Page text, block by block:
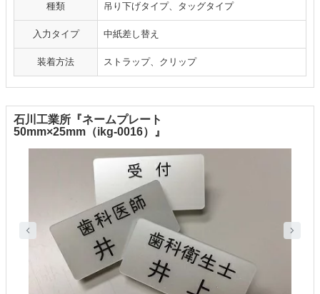
種類 吊り下げタイプ、タッグタイプ
入力タイプ 中紙差し替え
装着方法 ストラップ、クリップ
石川工業所『ネームプレート
50mm×25mm（ikg-0016）』